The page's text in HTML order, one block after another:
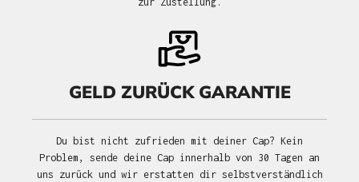
GELD ZURÜCK GARANTIE
Du bist nicht zufrieden mit deiner Cap? Kein
Problem, sende deine Cap innerhalb von 30 Tagen an
uns zurück und wir erstatten dir selbstverständlich